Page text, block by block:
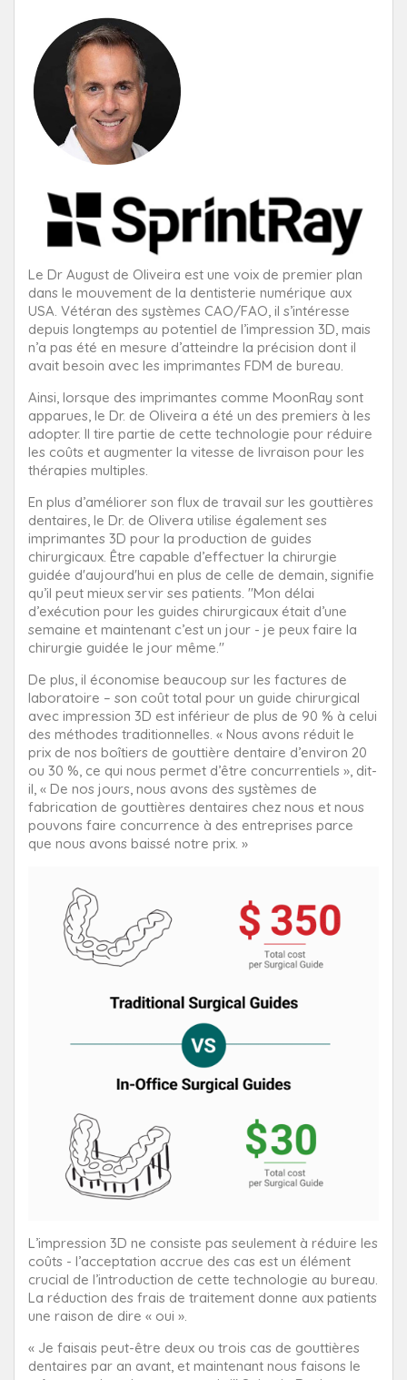
Le Dr August de Oliveira est une voix de premier plan
dans le mouvement de la dentisterie numérique aux
USA. Vétéran des systèmes CAO/FAO, il s’intéresse
depuis longtemps au potentiel de l’impression 3D, mais
n’a pas été en mesure d’atteindre la précision dont il
avait besoin avec les imprimantes FDM de bureau.
Ainsi, lorsque des imprimantes comme MoonRay sont
apparues, le Dr. de Oliveira a été un des premiers à les
adopter. Il tire partie de cette technologie pour réduire
les coûts et augmenter la vitesse de livraison pour les
thérapies multiples.
En plus d’améliorer son flux de travail sur les gouttières
dentaires, le Dr. de Olivera utilise également ses
imprimantes 3D pour la production de guides
chirurgicaux. Être capable d’effectuer la chirurgie
guidée d'aujourd'hui en plus de celle de demain, signifie
qu’il peut mieux servir ses patients. "Mon délai
d’exécution pour les guides chirurgicaux était d’une
semaine et maintenant c’est un jour - je peux faire la
chirurgie guidée le jour même."
De plus, il économise beaucoup sur les factures de
laboratoire – son coût total pour un guide chirurgical
avec impression 3D est inférieur de plus de 90 % à celui
des méthodes traditionnelles. « Nous avons réduit le
prix de nos boîtiers de gouttière dentaire d’environ 20
ou 30 %, ce qui nous permet d’être concurrentiels », dit-
il, « De nos jours, nous avons des systèmes de
fabrication de gouttières dentaires chez nous et nous
pouvons faire concurrence à des entreprises parce
que nous avons baissé notre prix. »
L’impression 3D ne consiste pas seulement à réduire les
coûts - l’acceptation accrue des cas est un élément
crucial de l’introduction de cette technologie au bureau.
La réduction des frais de traitement donne aux patients
une raison de dire « oui ».
« Je faisais peut-être deux ou trois cas de gouttières
dentaires par an avant, et maintenant nous faisons le